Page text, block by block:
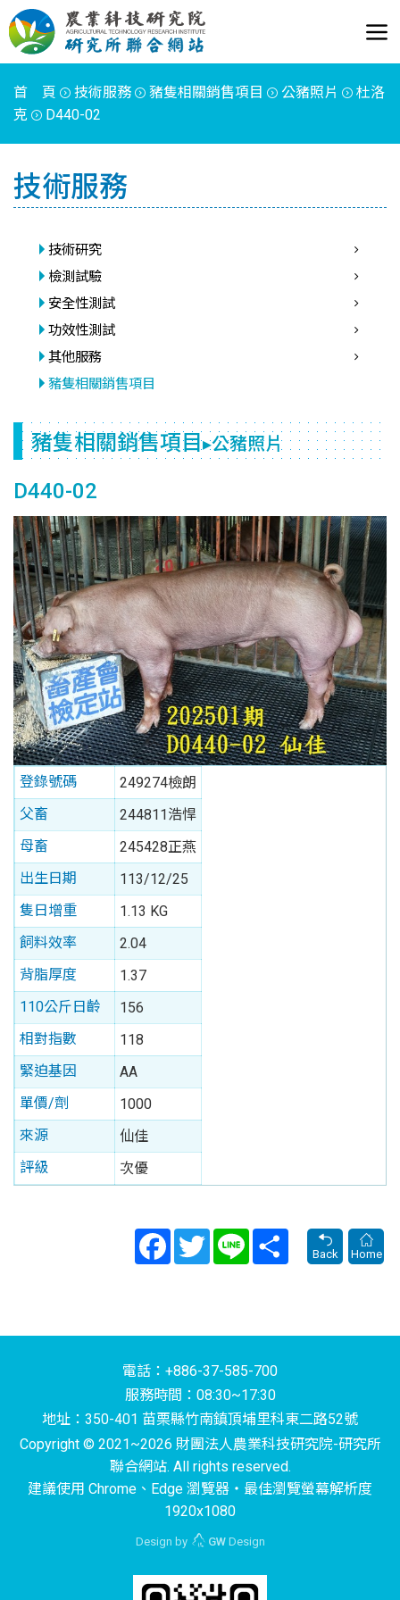
首 頁 技術服務 豬隻相關銷售項目 公豬照片
杜洛
克
D440-02
技術服務
技術研究
檢測試驗
安全性測試
功效性測試
其他服務
豬隻相關銷售項目
豬隻相關銷售項目▸公豬照片
D440-02
登錄號碼
249274檢朗
父畜
244811浩悍
母畜
245428正燕
出生日期
113/12/25
隻日增重
1.13 KG
飼料效率
2.04
背脂厚度
1.37
110公斤日齡
156
相對指數
118
緊迫基因
AA
單價/劑
1000
來源
仙佳
評級
次優
FacebookTwitter Line
Share
Back
Home
電話：+886-37-585-700
服務時間：08:30~17:30
地址：350-401 苗栗縣竹南鎮頂埔里科東二路52號
Copyright © 2021~2026 財團法人農業科技研究院-研究所
聯合網站. All rights reserved.
建議使用 Chrome、Edge 瀏覽器‧最佳瀏覽螢幕解析度
1920x1080
Design by GWDesign